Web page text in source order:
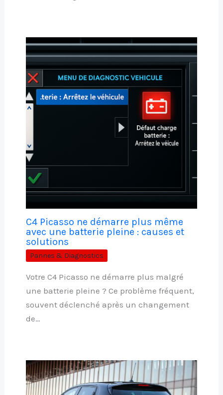
C4 Picasso ne démarre plus même
avec une batterie pleine : causes et
solutions
Pannes & Diagnostics
Votre C4 Picasso ne démarre plus malgré
une batterie pleine ? Ce problème fréquent,
souvent déclenché après un changement
de…